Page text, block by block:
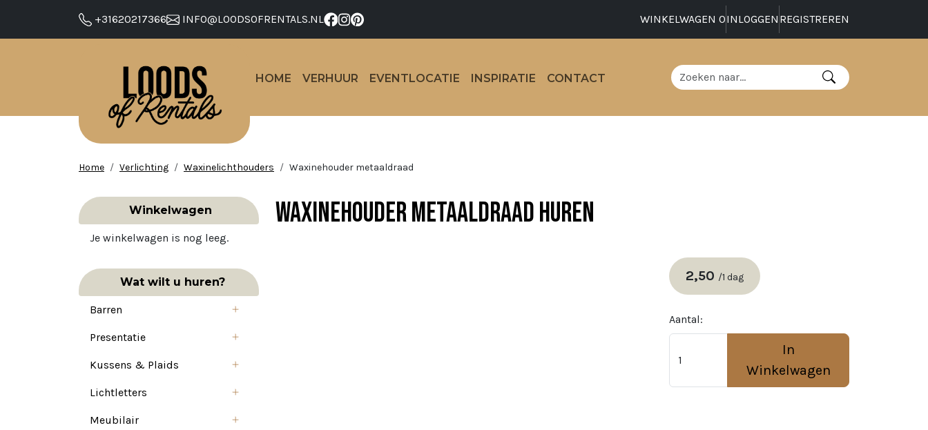
+31620217366 INFO@LOODSOFRENTALS.NL WINKELWAGEN 0INLOGGEN REGISTREREN
HOME VERHUUR EVENTLOCATIE INSPIRATIE CONTACT
Home Verlichting Waxinelichthouders Waxinehouder metaaldraad
Winkelwagen
Je winkelwagen is nog leeg.
Wat wilt u huren?
Barren
Presentatie
Kussens & Plaids
Lichtletters
Meubilair
Waxinehouder metaaldraad huren
2,50 /1 dag
Aantal:
In
Winkelwagen